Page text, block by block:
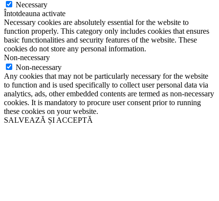
Necessary
Întotdeauna activate
Necessary cookies are absolutely essential for the website to
function properly. This category only includes cookies that ensures
basic functionalities and security features of the website. These
cookies do not store any personal information.
Non-necessary
Non-necessary
Any cookies that may not be particularly necessary for the website
to function and is used specifically to collect user personal data via
analytics, ads, other embedded contents are termed as non-necessary
cookies. It is mandatory to procure user consent prior to running
these cookies on your website.
SALVEAZĂ ȘI ACCEPTĂ